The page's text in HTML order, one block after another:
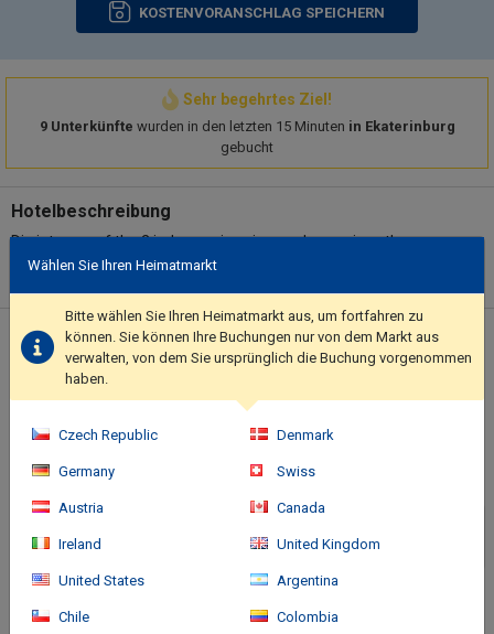
KOSTENVORANSCHLAG SPEICHERN
Sehr begehrtes Ziel!
9 Unterkünfte wurden in den letzten 15 Minuten in Ekaterinburg
gebucht
Hotelbeschreibung
Dip into one of the 2 indoor swimming pools or enjoy other
recreational amenities, which include a sauna. Additional
access, tour/ticket assistance, and a banquet hall.. Featured
amenities include a business center, complimentary newspapers
in the lobby, and dry cleaning/laundry services. Event facilities at
this hotel consist of conference space and meeting rooms. A
roundtrip airport shuttle is provided for a surcharge (available 24
hours), and free self parking is available onsite..
Standort des Hotels
Wählen Sie Ihren Heimatmarkt
Bitte wählen Sie Ihren Heimatmarkt aus, um fortfahren zu
können. Sie können Ihre Buchungen nur von dem Markt aus
verwalten, von dem Sie ursprünglich die Buchung vorgenommen
haben.
Czech Republic Denmark
Germany Swiss
Austria Canada
Ireland United Kingdom
United States Argentina
Chile Colombia